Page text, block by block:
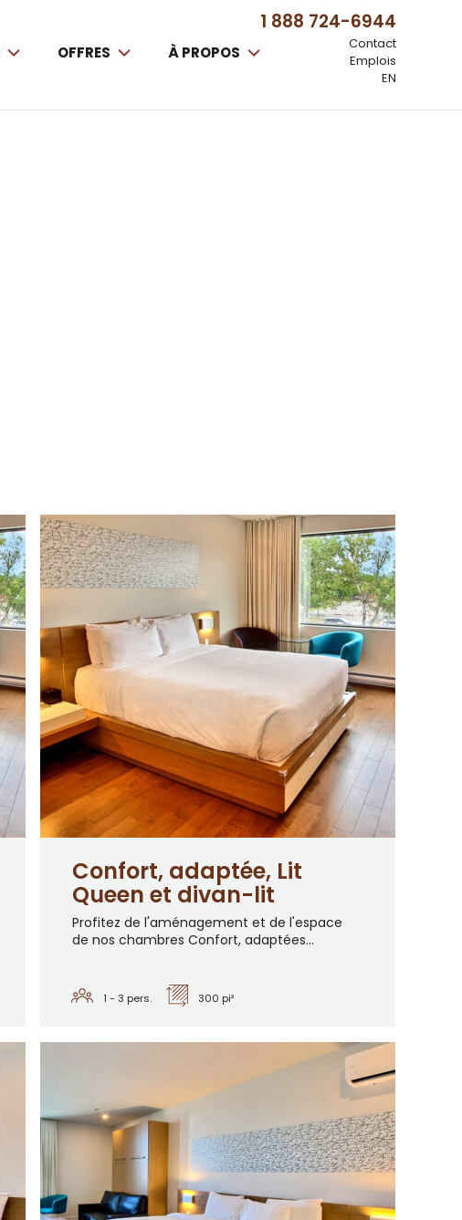
OFFRES À PROPOS
Contact
Emplois
EN
1 888 724-6944
Confort, adaptée, Lit
Queen et divan-lit
Profitez de l'aménagement et de l'espace
de nos chambres Confort, adaptées...
1 - 3 pers. 300 pi²